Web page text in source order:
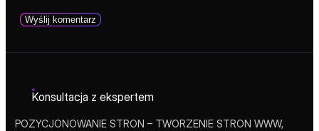
Konsultacja z ekspertem
POZYCJONOWANIE STRON – TWORZENIE STRON WWW,